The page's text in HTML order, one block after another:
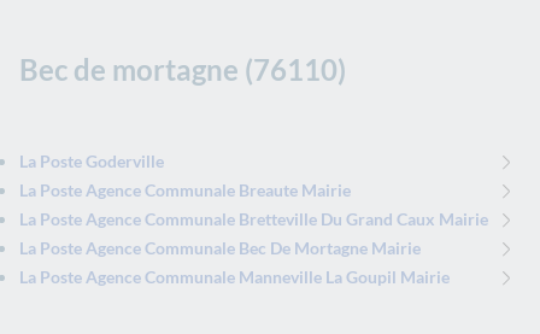
Bec de mortagne (76110)
La Poste Goderville
La Poste Agence Communale Breaute Mairie
La Poste Agence Communale Bretteville Du Grand Caux Mairie
La Poste Agence Communale Bec De Mortagne Mairie
La Poste Agence Communale Manneville La Goupil Mairie